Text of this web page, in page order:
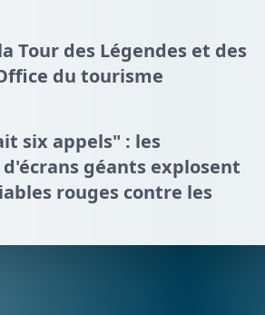
Tour des Légendes et des
du tourisme
six appels" : les
géants explosent
rouges contre les